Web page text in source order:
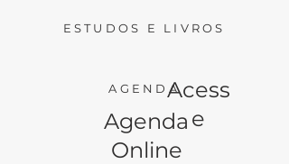
ESTUDOS E LIVROS
Acess
e
AGENDA
Agenda
Online